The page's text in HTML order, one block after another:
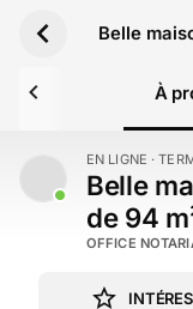
Belle
À
EN LIGNE ·
Belle
de 94
OFFICE